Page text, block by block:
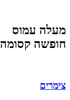
מעלה עמוס
חופשה קסומה
צימרים